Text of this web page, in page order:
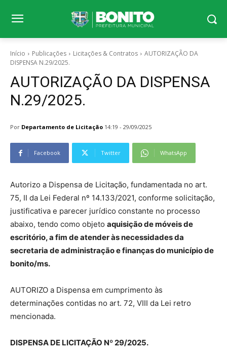
Início Publicações Licitações & Contratos
AUTORIZAÇÃO DA
DISPENSA N.29/2025.
AUTORIZAÇÃO DA DISPENSA
N.29/2025.
Por Departamento de Licitação 14:19 - 29/09/2025
Facebook Twitter WhatsApp
Autorizo a Dispensa de Licitação, fundamentada no art.
75, II da Lei Federal nº 14.133/2021, conforme solicitação,
justificativa e parecer jurídico constante no processo
abaixo, tendo como objeto aquisição de móveis de
escritório, a fim de atender às necessidades da
secretaria de administração e finanças do município de
bonito/ms.
AUTORIZO a Dispensa em cumprimento às
determinações contidas no art. 72, VIII da Lei retro
mencionada.
DISPENSA DE LICITAÇÃO Nº 29/2025.